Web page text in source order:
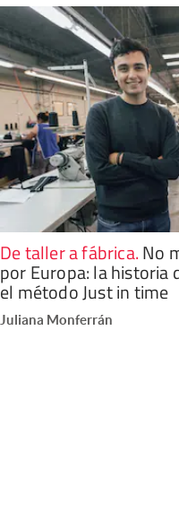
De taller a fábrica.No
por Europa: la historia
el método Just in time
Juliana Monferrán